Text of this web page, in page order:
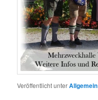
Veröffentlicht unterAllgemein